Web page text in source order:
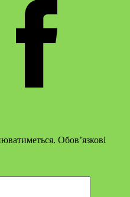
Обов’язкові